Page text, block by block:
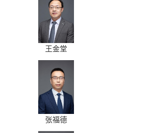
王金堂
张福德